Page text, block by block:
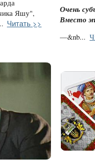
Яшу",
Читать >>
Очень
Вместо
—&nb...